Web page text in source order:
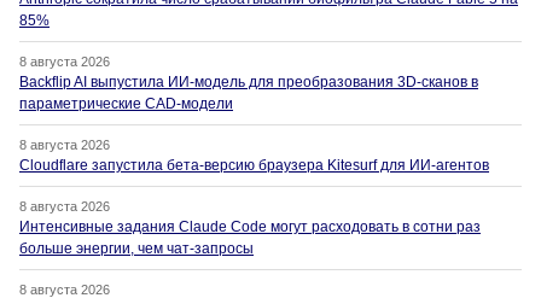
85%
8 августа 2026
Backflip AI выпустила ИИ-модель для преобразования 3D-сканов в
параметрические CAD-модели
8 августа 2026
Cloudflare запустила бета-версию браузера Kitesurf для ИИ-агентов
8 августа 2026
Интенсивные задания Claude Code могут расходовать в сотни раз
больше энергии, чем чат-запросы
8 августа 2026